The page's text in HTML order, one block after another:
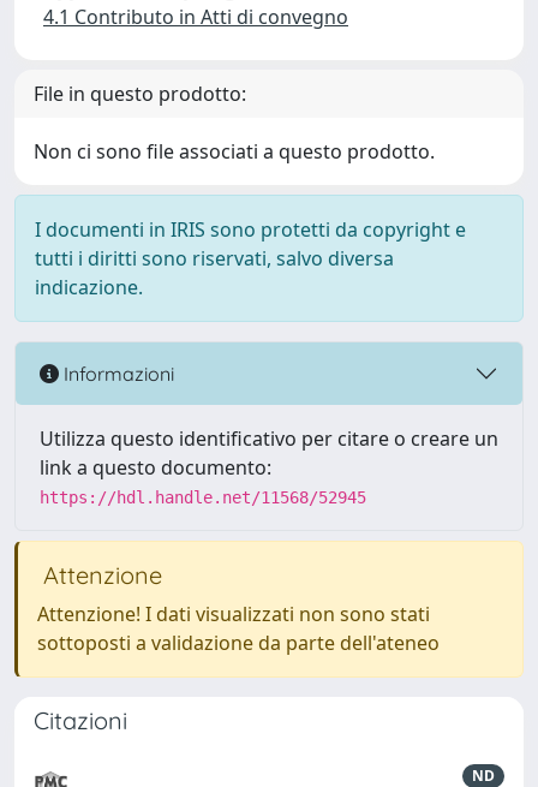
4.1 Contributo in Atti di convegno
File in questo prodotto:
Non ci sono file associati a questo prodotto.
I documenti in IRIS sono protetti da copyright e
tutti i diritti sono riservati, salvo diversa
indicazione.
Informazioni
Utilizza questo identificativo per citare o creare un
link a questo documento:
https://hdl.handle.net/11568/52945
Attenzione
Attenzione! I dati visualizzati non sono stati
sottoposti a validazione da parte dell'ateneo
Citazioni
ND